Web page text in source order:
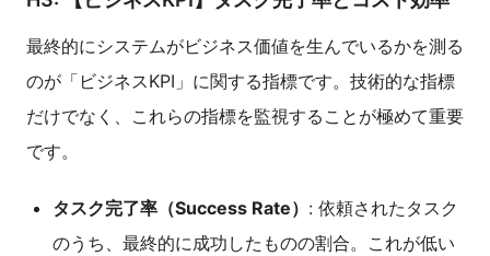
最終的にシステムがビジネス価値を生んでいるかを測る
のが「ビジネスKPI」に関する指標です。技術的な指標
だけでなく、これらの指標を監視することが極めて重要
です。
タスク完了率（Success Rate） : 依頼されたタスク
のうち、最終的に成功したものの割合。これが低い